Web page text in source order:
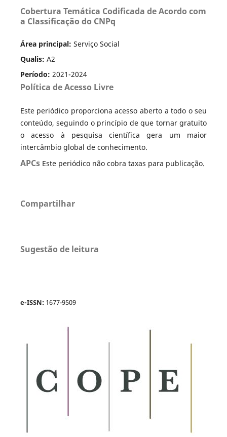
Cobertura Temática Codificada de Acordo com
a Classificação do CNPq
Área principal: Serviço Social
Qualis: A2
Período: 2021-2024
Política de Acesso Livre
Este periódico proporciona acesso aberto a todo o seu
conteúdo, seguindo o princípio de que tornar gratuito
o acesso à pesquisa científica gera um maior
intercâmbio global de conhecimento.
APCs Este periódico não cobra taxas para publicação.
Compartilhar
Sugestão de leitura
e-ISSN: 1677-9509